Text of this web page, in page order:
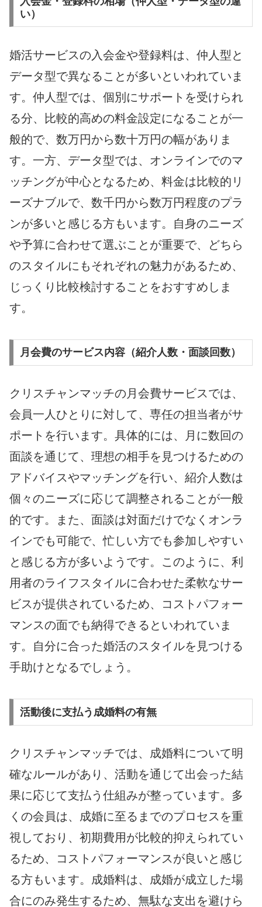
い）
婚活サービスの入会金や登録料は、仲人型と
データ型で異なることが多いといわれていま
す。仲人型では、個別にサポートを受けられ
る分、比較的高めの料金設定になることが一
般的で、数万円から数十万円の幅がありま
す。一方、データ型では、オンラインでのマ
ッチングが中心となるため、料金は比較的リ
ーズナブルで、数千円から数万円程度のプラ
ンが多いと感じる方もいます。自身のニーズ
や予算に合わせて選ぶことが重要で、どちら
のスタイルにもそれぞれの魅力があるため、
じっくり比較検討することをおすすめしま
す。
月会費のサービス内容（紹介人数・面談回数）
クリスチャンマッチの月会費サービスでは、
会員一人ひとりに対して、専任の担当者がサ
ポートを行います。具体的には、月に数回の
面談を通じて、理想の相手を見つけるための
アドバイスやマッチングを行い、紹介人数は
個々のニーズに応じて調整されることが一般
的です。また、面談は対面だけでなくオンラ
インでも可能で、忙しい方でも参加しやすい
と感じる方が多いようです。このように、利
用者のライフスタイルに合わせた柔軟なサー
ビスが提供されているため、コストパフォー
マンスの面でも納得できるといわれていま
す。自分に合った婚活のスタイルを見つける
手助けとなるでしょう。
活動後に支払う成婚料の有無
クリスチャンマッチでは、成婚料について明
確なルールがあり、活動を通じて出会った結
果に応じて支払う仕組みが整っています。多
くの会員は、成婚に至るまでのプロセスを重
視しており、初期費用が比較的抑えられてい
るため、コストパフォーマンスが良いと感じ
る方もいます。成婚料は、成婚が成立した場
合にのみ発生するため、無駄な支出を避けら